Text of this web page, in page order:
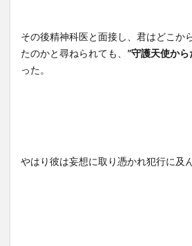
その後精神科医と面接し、君はどこか
たのかと尋ねられても、 ”守護天使から
った。
やはり彼は妄想に取り憑かれ犯行に及